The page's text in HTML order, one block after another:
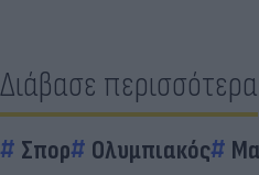
Διάβασε περισσότερα
Σπορ Ολυμπιακός